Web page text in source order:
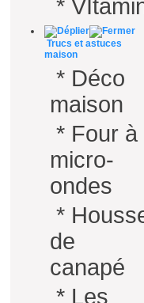
*
Trucs et astuces
maison
* Déco
maison
* Four à
micro-
ondes
*
de
canapé
* Les